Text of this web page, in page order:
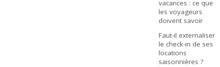
vacances : ce que
les voyageurs
doivent savoir
Faut-il externaliser
le check-in de ses
locations
saisonnières ?